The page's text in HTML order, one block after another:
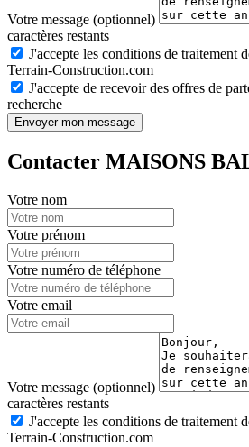
Votre message (optionnel)
caractères restants
J'accepte les conditions de traitement
Terrain-Construction.com
J'accepte de recevoir des offres de
recherche
Envoyer mon message
Contacter MAISONS
Votre nom
Votre prénom
Votre numéro de téléphone
Votre email
Votre message (optionnel)
caractères restants
J'accepte les conditions de traitement
Terrain-Construction.com